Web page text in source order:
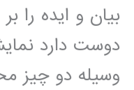
بیان و ایده را
دوست دارد
وسیله دو چیز